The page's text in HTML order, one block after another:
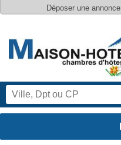
Déposer une annonce